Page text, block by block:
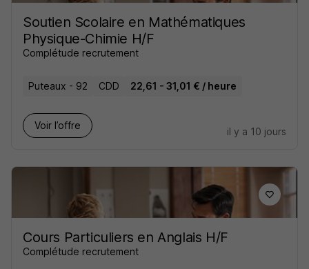
Soutien Scolaire en Mathématiques
Physique-Chimie H/F
Complétude recrutement
Puteaux - 92 CDD 22,61 - 31,01 € / heure
Voir l’offre
il y a 10 jours
Cours Particuliers en Anglais H/F
Complétude recrutement